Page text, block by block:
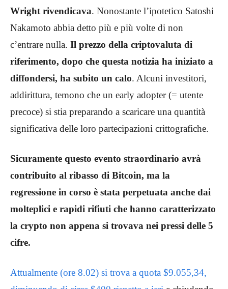
Wright rivendicava. Nonostante l’ipotetico Satoshi
Nakamoto abbia detto più e più volte di non
c’entrare nulla. Il prezzo della criptovaluta di
riferimento, dopo che questa notizia ha iniziato a
diffondersi, ha subito un calo. Alcuni investitori,
addirittura, temono che un early adopter (= utente
precoce) si stia preparando a scaricare una quantità
significativa delle loro partecipazioni crittografiche.
Sicuramente questo evento straordinario avrà
contribuito al ribasso di Bitcoin, ma la
regressione in corso è stata perpetuata anche dai
molteplici e rapidi rifiuti che hanno caratterizzato
la crypto non appena si trovava nei pressi delle 5
cifre.
Attualmente (ore 8.02) si trova a quota $9.055,34,